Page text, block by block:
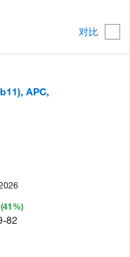
对比
APC,
82